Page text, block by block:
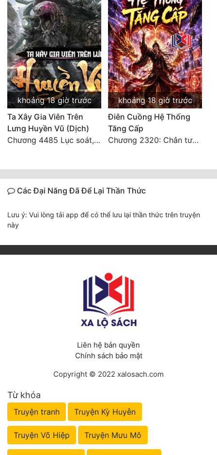
khoảng 18 giờ trước
Ta Xây Gia Viên Trên
Lưng Huyền Vũ (Dịch)
Chương 4485 Lục soát, nhất định muốn tìm tới bọn họ.
khoảng 18 giờ trước
Điên Cuồng Hệ Thống
Tăng Cấp
Chương 2320: Chân tướng
Các Đại Năng Đã Để Lại Thần Thức
Lưu ý: Vui lòng tải app để có thể lưu lại thần thức trên truyện
này
Liên hệ bản quyền
Chính sách bảo mật
Copyright © 2022 xalosach.com
Từ khóa
Truyện tranh Truyện Kỳ Huyễn
Truyện Võ Hiệp Truyện Mưu Mô